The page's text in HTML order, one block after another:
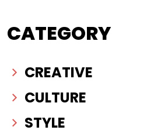
CATEGORY
CREATIVE
CULTURE
STYLE